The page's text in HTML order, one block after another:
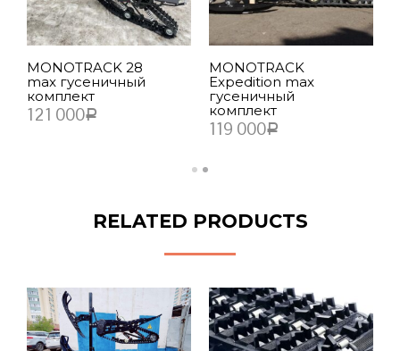
MONOTRACK 28
max гусеничный
комплект
121 000Р
MONOTRACK
Expedition max
гусеничный
комплект
119 000Р
RELATED PRODUCTS